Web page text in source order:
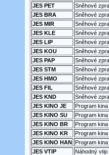
JES PET
Sněhové
JES BRA
Sněhové
JES MIR
Sněhové
JES KLE
Sněhové
JES LIP
Sněhové
JES KOU
Sněhové
JES PAP
Sněhové
JES STM
Sněhové
JES HMO
Sněhové
JES FIL
Sněhové
JES KND
Sněhové
JES KINO JE
Program
JES KINO SU
Program
JES KINO BR
Program
JES KINO KR
Program
JES KINO HAN Program
JES VTIP
Náhodný vtip